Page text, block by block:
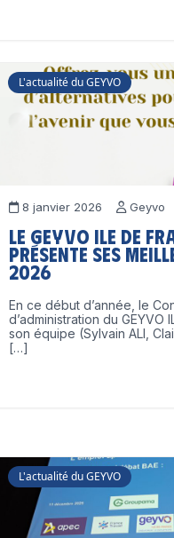
L'actualité du GEYVO
8 janvier 2026 Geyvo
Le GEYVO Ile de
présente ses
2026
En ce début d’année, le
d’administration du GEYVO
son équipe (Sylvain ALI,
[…]
L'actualité du GEYVO